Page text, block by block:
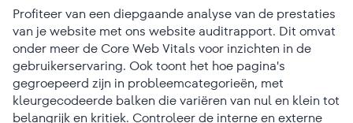
Profiteer van een diepgaande analyse van de prestaties
van je website met ons website auditrapport. Dit omvat
onder meer de Core Web Vitals voor inzichten in de
gebruikerservaring. Ook toont het hoe pagina's
gegroepeerd zijn in probleemcategorieën, met
kleurgecodeerde balken die variëren van nul en klein tot
belangrijk en kritiek. Controleer de interne en externe